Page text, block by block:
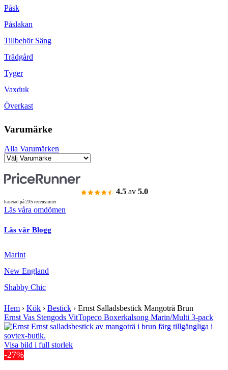
Påsk
Påslakan
Tillbehör Säng
Trädgård
Tyger
Vaxduk
Överkast
Varumärke
Alla Varumärken
4.5 av 5.0
baserad på 235 recensioner
Läs våra omdömen
Läs vår Blogg
Marint
New England
Shabby Chic
Hem › Kök › Bestick › Ernst Salladsbestick Mangoträ Brun
Ernst Vas Stengods VitTopeco Boxerkalsong Marin/Multi 3-pack
Visa bild i full storlek
-27%